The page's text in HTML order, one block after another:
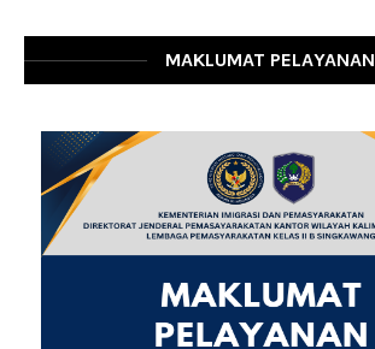
MAKLUMAT PELAYANAN